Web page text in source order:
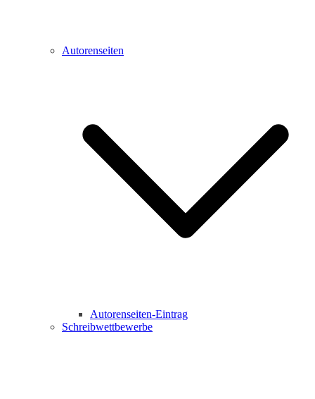
Autorenseiten
Autorenseiten-Eintrag
Schreibwettbewerbe